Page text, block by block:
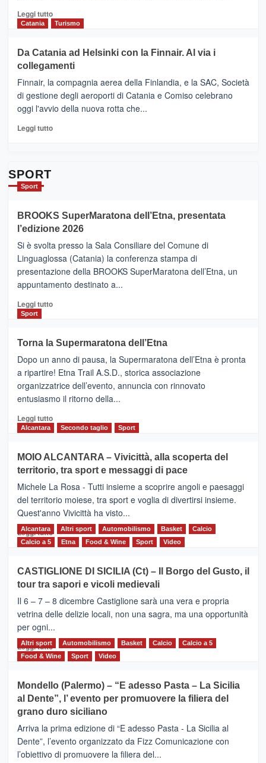
&
Cultura
tappe
dell’enoturismo
Leggi tuttoLeggi
di
RANDAZZO
–
Ci
siamo
quasi….
pronti
per
Catania Turismo
Da Catania ad Helsinki con la Finnair. Al via i
collegamenti
Finnair, la compagnia aerea della Finlandia, e la SAC, Società
di gestione degli aeroporti di Catania e Comiso celebrano
oggi l'avvio della nuova rotta che...
Leggi tuttoLeggi
con
la
Al
via
i
collegamenti
SPORT
Sport
BROOKS SuperMaratona dell’Etna, presentata
l’edizione 2026
Si è svolta presso la Sala Consiliare del Comune di
Linguaglossa (Catania) la conferenza stampa di
presentazione della BROOKS SuperMaratona dell’Etna, un
appuntamento destinato a...
Leggi tuttoLeggi
BROOKS
SuperMaratona
dell’Etna,
presentata
l’edizione
2026
Sport
Torna la Supermaratona dell’Etna
Dopo un anno di pausa, la Supermaratona dell’Etna è pronta
a ripartire! Etna Trail A.S.D., storica associazione
organizzatrice dell’evento, annuncia con rinnovato
entusiasmo il ritorno della...
Leggi tuttoLeggi
Torna
la
Supermaratona
dell’Etna
Alcantara Secondo taglio Sport
MOIO ALCANTARA – Vivicittà, alla scoperta del
territorio, tra sport e messaggi di pace
Michele La Rosa - Tutti insieme a scoprire angoli e paesaggi
del territorio moiese, tra sport e voglia di divertirsi insieme.
Quest'anno Vivicittà ha visto...
Leggi tutto Leggi
MOIO
ALCANTARA
–
Vivicittà,
alla
scoperta
del
territorio,
e
messaggi
di
Alcantara Altri sport Automobilismo Basket
Calcio
Calcio a 5
Etna Food & Wine Sport Video
CASTIGLIONE DI SICILIA (Ct) – Il Borgo del Gusto, il
tour tra sapori e vicoli medievali
Il 6 – 7 – 8 dicembre Castiglione sarà una vera e propria
vetrina delle delizie locali, non una sagra, ma una opportunità
per ogni...
Leggi tuttoLeggi
di
CASTIGLIONE
DI
SICILIA
(Ct)
–
Il
Borgo
Altri sport Automobilismo Basket Calcio
Calcio a 5
Food & Wine
Sport Video
Mondello (Palermo) – “E adesso Pasta – La Sicilia
al Dente”, l’ evento per promuovere la filiera del
grano duro siciliano
Arriva la prima edizione di “E adesso Pasta - La Sicilia al
Dente”, l’evento organizzato da Fizz Comunicazione con
l’obiettivo di promuovere la filiera del...